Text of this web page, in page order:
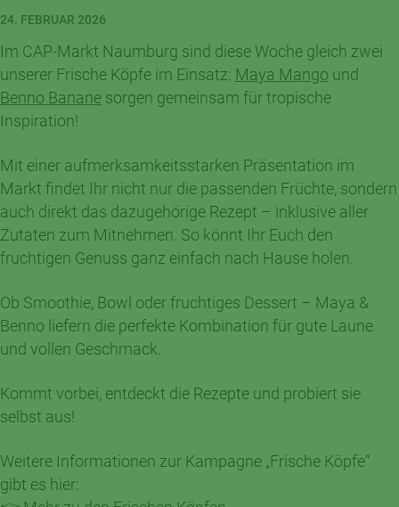
24. FEBRUAR 2026
Im CAP-Markt Naumburg sind diese Woche gleich zwei
unserer Frische Köpfe im Einsatz: Maya Mango und
Benno Banane sorgen gemeinsam für tropische
Inspiration!
Mit einer aufmerksamkeitsstarken Präsentation im
Markt findet Ihr nicht nur die passenden Früchte, sondern
auch direkt das dazugehörige Rezept – inklusive aller
Zutaten zum Mitnehmen. So könnt Ihr Euch den
fruchtigen Genuss ganz einfach nach Hause holen.
Ob Smoothie, Bowl oder fruchtiges Dessert – Maya &
Benno liefern die perfekte Kombination für gute Laune
und vollen Geschmack.
Kommt vorbei, entdeckt die Rezepte und probiert sie
selbst aus!
Weitere Informationen zur Kampagne „Frische Köpfe“
gibt es hier: